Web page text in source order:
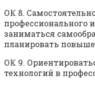
ОК 8.
профессионального
заниматься
планировать
ОК 9.
технологий в